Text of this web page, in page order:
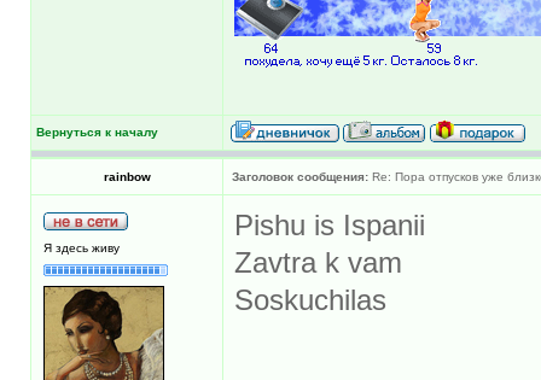
Вернуться к началу
rainbow Заголовок сообщения: Re: Пора отпусков уже
Я здесь живу
Pishu is Ispanii
Zavtra k vam
Soskuchilas